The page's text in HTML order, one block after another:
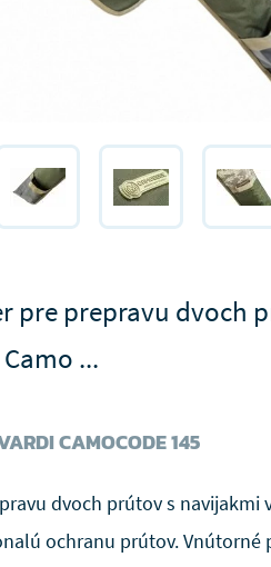
pre prepravu dvoch
...
CAMOCODE 145
dvoch prútov s navijakmi
ochranu prútov. Vnútorné